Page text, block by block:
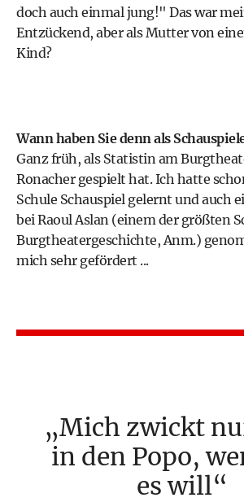
doch auch einmal jung!" Das war
Entzückend, aber als Mutter von
Kind?
Wann haben Sie denn als
Ganz früh, als Statistin am
Ronacher gespielt hat. Ich hatte
Schule Schauspiel gelernt und auch
bei Raoul Aslan (einem der größten
Burgtheatergeschichte, Anm.)
mich sehr gefördert ...
Mich zwickt
in den Popo,
es will